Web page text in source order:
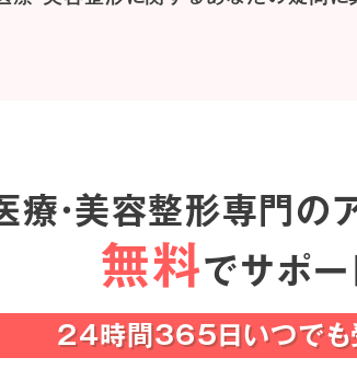
療・美容整形専門の
無料でサポー
24時間365日いつでも